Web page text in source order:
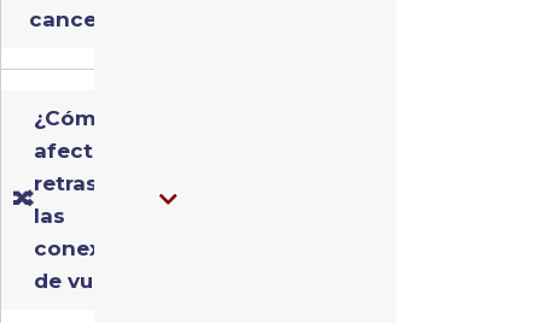
cancelados?
🔀
¿Cómo
afectan los
retrasos a
las
conexiones
de vuelos?